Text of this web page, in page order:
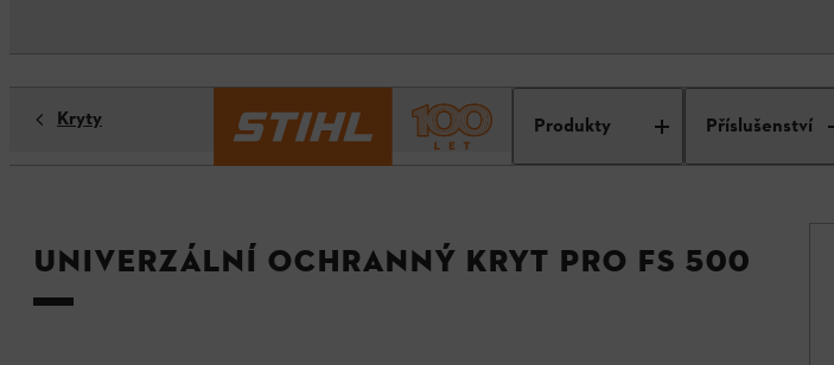
Produkty Příslušenství
Kryty
Univerzální ochranný kryt pro FS 500